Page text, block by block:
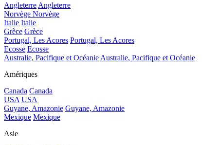
Angleterre Angleterre
Norvège Norvège
Italie Italie
Grèce Grèce
Portugal, Les Acores Portugal, Les Acores
Ecosse Ecosse
Australie, Pacifique et Océanie Australie, Pacifique et Océanie
Amériques
Canada Canada
USA USA
Guyane, Amazonie Guyane, Amazonie
Mexique Mexique
Asie